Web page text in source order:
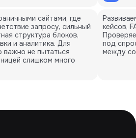
сайтами, где
запросу, сильный
структура блоков,
и аналитика. Для
важно не пытаться
слишком много
кейсов,
под
между